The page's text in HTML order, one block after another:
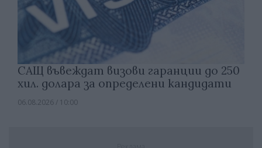
САЩ въвеждат визови гаранции до 250
хил. долара за определени кандидати
06.08.2026 / 10:00